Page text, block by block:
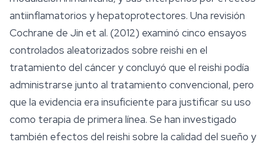
antiinflamatorios y hepatoprotectores. Una revisión
Cochrane de Jin et al. (2012) examinó cinco ensayos
controlados aleatorizados sobre reishi en el
tratamiento del cáncer y concluyó que el reishi podía
administrarse junto al tratamiento convencional, pero
que la evidencia era insuficiente para justificar su uso
como terapia de primera línea. Se han investigado
también efectos del reishi sobre la calidad del sueño y